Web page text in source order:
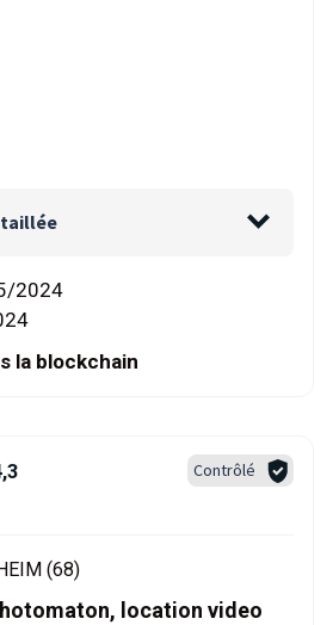
2024
la blockchain
Contrôlé
(68)
location video